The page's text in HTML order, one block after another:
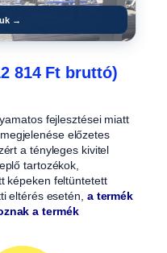
→
814 Ft bruttó)
fejlesztései miatt
előzetes
a tényleges kivitel
tartozékok,
képeken feltüntetett
eltérés esetén, a termék
a termék